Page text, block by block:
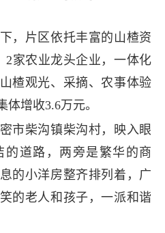
片区依托丰富的山楂资
2家农业龙头企业，一体化
楂观光、采摘、农事体验
增收3.6万元。
柴沟镇柴沟村，映入眼
的道路，两旁是繁华的商
的小洋房整齐排列着，广
的老人和孩子，一派和谐